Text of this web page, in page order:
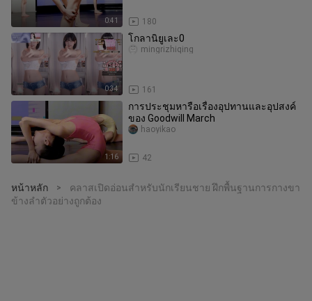
0:41 180
0:34
โกลานิยูเละ0
161
mingrizhiqing
1:16
การประชุมหารือเรื่องอุปทานและอุปสงค์
ของ Goodwill March
42
haoyikao
หน้าหลัก >
คลาสเปิดอ่อนสำหรับนักเรียนชาย ฝึกพื้นฐานการกางขา
ข้างลำตัวอย่างถูกต้อง